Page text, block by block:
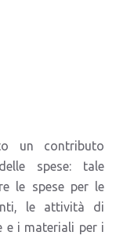
un contributo
spese: tale
le spese per le
le attività di
e i materiali per i